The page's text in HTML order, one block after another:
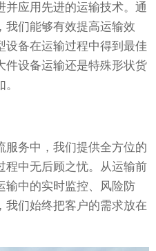
并应用先进的运输技术。通
我们能够有效提高运输效
设备在运输过程中得到最佳
件设备运输还是特殊形状货
服务中，我们提供全方位的
程中无后顾之忧。从运输前
输中的实时监控、风险防
我们始终把客户的需求放在